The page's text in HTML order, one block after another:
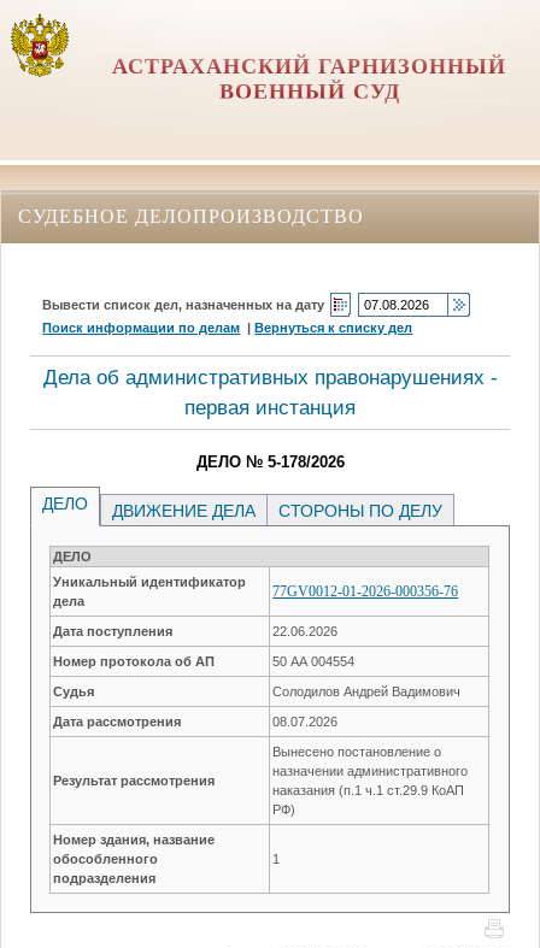
АСТРАХАНСКИЙ ГАРНИЗОННЫЙ
ВОЕННЫЙ СУД
СУДЕБНОЕ ДЕЛОПРОИЗВОДСТВО
Вывести список дел, назначенных на дату
Поиск информации по делам |Вернуться к списку дел
Дела об административных правонарушениях -
первая инстанция
ДЕЛО № 5-178/2026
ДЕЛО ДВИЖЕНИЕ ДЕЛА СТОРОНЫ ПО ДЕЛУ
ДЕЛО
Уникальный идентификатор
дела
77GV0012-01-2026-000356-76
Дата поступления 22.06.2026
Номер протокола об АП 50 АА 004554
Судья Солодилов Андрей Вадимович
Дата рассмотрения 08.07.2026
Результат рассмотрения
Вынесено постановление о
назначении административного
наказания (п.1 ч.1 ст.29.9 КоАП
РФ)
Номер здания, название
обособленного
подразделения
1